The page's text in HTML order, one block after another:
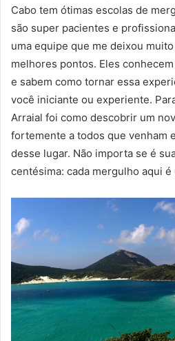
Cabo tem ótimas escolas de
são super pacientes e
uma equipe que me deixou
melhores pontos. Eles
e sabem como tornar essa
você iniciante ou experiente.
Arraial foi como descobrir um
fortemente a todos que venham
desse lugar. Não importa se é
centésima: cada mergulho aqui é